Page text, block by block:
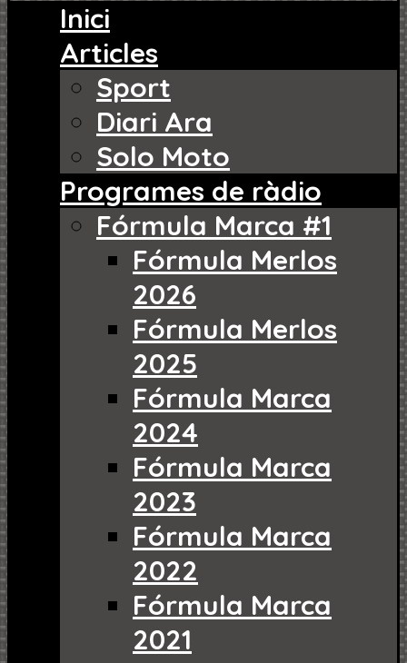
Inici
Articles
Sport
Diari Ara
Solo Moto
Programes de ràdio
Fórmula Marca #1
Fórmula Merlos
2026
Fórmula Merlos
2025
Fórmula Marca
2024
Fórmula Marca
2023
Fórmula Marca
2022
Fórmula Marca
2021